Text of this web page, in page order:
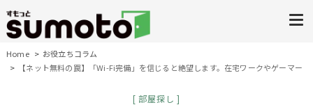
Home
お役立ちコラム
【ネット無料の罠】「Wi-Fi完備」を信じると絶望します。在宅ワークやゲーマー
部屋探し